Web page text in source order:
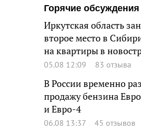
Горячие обсуждения
Иркутская область
второе место в
на квартиры в
05.08 12:09 83 отзыва
В России временно
продажу бензина
и Евро-4
06.08 13:37 45 отзывов